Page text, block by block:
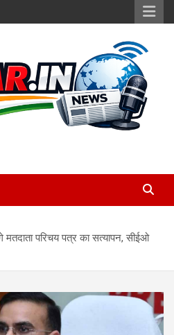
परिचय पत्र का सत्यापन, सीईओ